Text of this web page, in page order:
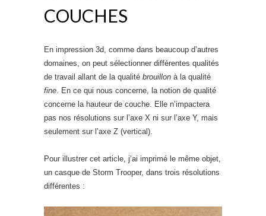
COUCHES
En impression 3d, comme dans beaucoup d’autres
domaines, on peut sélectionner différentes qualités
de travail allant de la qualité brouillon à la qualité
fine. En ce qui nous concerne, la notion de qualité
concerne la hauteur de couche. Elle n’impactera
pas nos résolutions sur l’axe X ni sur l’axe Y, mais
seulement sur l’axe Z (vertical).
Pour illustrer cet article, j’ai imprimé le même objet,
un casque de Storm Trooper, dans trois résolutions
différentes :